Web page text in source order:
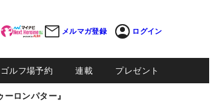
メルマガ登録 ログイン
ゴルフ場予約 連載 プレゼント
ロンパター』